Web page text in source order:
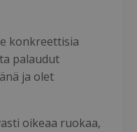
konkreettisia
palaudut
ja olet
oikeaa ruokaa,